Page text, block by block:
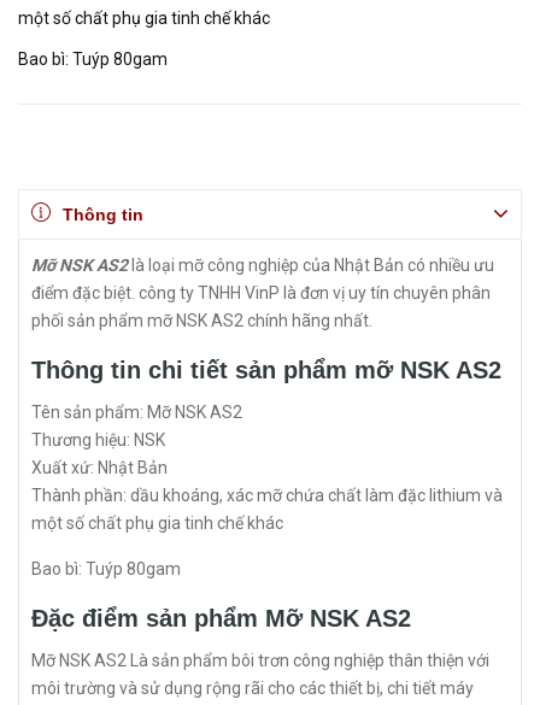
một số chất phụ gia tinh chế khác
Bao bì: Tuýp 80gam
Thông tin
Mỡ NSK AS2là loại mỡ công nghiệp của Nhật Bản có nhiều ưu
điểm đặc biệt. công ty TNHH VinP là đơn vị uy tín chuyên phân
phối sản phẩm mỡ NSK AS2 chính hãng nhất.
Thông tin chi tiết sản phẩm mỡ NSK AS2
Tên sản phẩm: Mỡ NSK AS2
Thương hiệu: NSK
Xuất xứ: Nhật Bản
Thành phần: dầu khoáng, xác mỡ chứa chất làm đặc lithium và
một số chất phụ gia tinh chế khác
Bao bì: Tuýp 80gam
Đặc điểm sản phẩm Mỡ NSK AS2
Mỡ NSK AS2 Là sản phẩm bôi trơn công nghiệp thân thiện với
môi trường và sử dụng rộng rãi cho các thiết bị, chi tiết máy